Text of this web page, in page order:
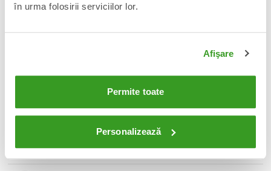
în urma folosirii serviciilor lor.
Afişare
Permite toate
Personalizează
📦Acest produs este nou, sigilat si livrat in ambalajul
🔄 Orice produs poate fi returnat in 14 zile calendaristice
fara vreo justificare.
🚚 Transport gratuit pentru comenzi mai mari de 350 lei.